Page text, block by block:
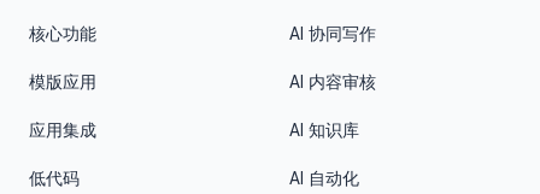
核心功能
模版应用
应用集成
低代码
AI 协同写作
AI 内容审核
AI 知识库
AI 自动化